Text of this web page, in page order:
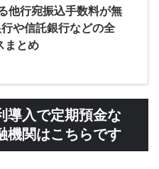
他行宛振込手数料が無
や信託銀行などの全
まとめ
導入で定期預金な
機関はこちらです